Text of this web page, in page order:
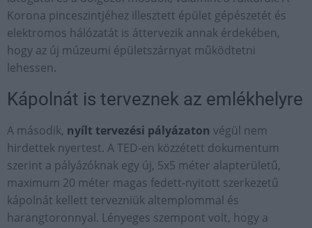
Korona pinceszintjéhez illesztett épület gépészetét és
elektromos hálózatát is áttervezik annak érdekében,
hogy az új múzeumi épületszárnyat működtetni
lehessen.
Kápolnát is terveznek az emlékhelyre
A második, nyílt tervezési pályázaton végül nem
hirdettek nyertest. A TED-en közzétett dokumentum
szerint a pályázóknak egy új, 5x5 méter alapterületű,
maximum 20 méter magas fedett-nyitott szerkezetű
kápolnát kellett tervezniük altemplommal és
harangtoronnyal. Lényeges szempont volt, hogy a